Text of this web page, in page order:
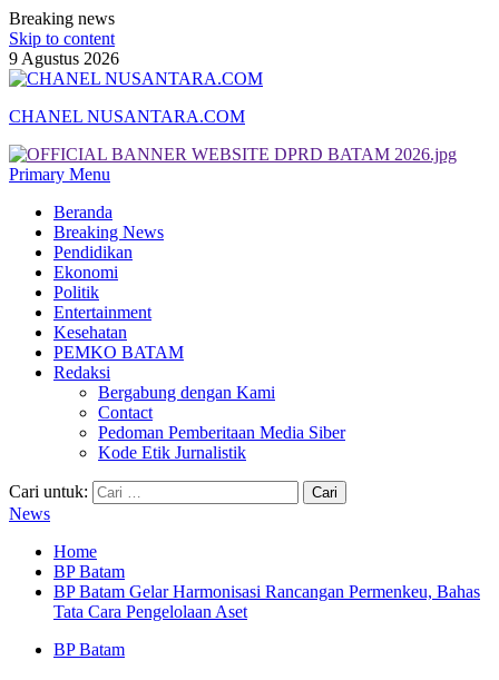
Breaking news
Skip to content
9 Agustus 2026
CHANEL NUSANTARA.COM
Primary Menu
Beranda
Breaking News
Pendidikan
Ekonomi
Politik
Entertainment
Kesehatan
PEMKO BATAM
Redaksi
Bergabung dengan Kami
Contact
Pedoman Pemberitaan Media Siber
Kode Etik Jurnalistik
Cari untuk:
News
Home
BP Batam
BP Batam Gelar Harmonisasi Rancangan Permenkeu, Bahas
Tata Cara Pengelolaan Aset
BP Batam